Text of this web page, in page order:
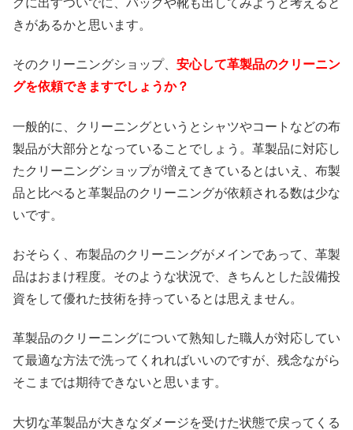
きがあるかと思います。
そのクリーニングショップ、 安心して革製品のクリーニン
グを依頼できますでしょうか？
一般的に、クリーニングというとシャツやコートなどの布
製品が大部分となっていることでしょう。革製品に対応し
たクリーニングショップが増えてきているとはいえ、布製
品と比べると革製品のクリーニングが依頼される数は少な
いです。
おそらく、布製品のクリーニングがメインであって、革製
品はおまけ程度。そのような状況で、きちんとした設備投
資をして優れた技術を持っているとは思えません。
革製品のクリーニングについて熟知した職人が対応してい
て最適な方法で洗ってくれればいいのですが、残念ながら
そこまでは期待できないと思います。
大切な革製品が大きなダメージを受けた状態で戻ってくる